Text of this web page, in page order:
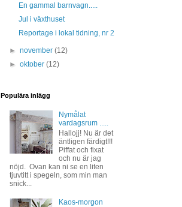
En gammal barnvagn.....
Jul i växthuset
Reportage i lokal tidning, nr 2
►november(12)
►oktober(12)
Populära inlägg
Nymålat
vardagsrum .....
Hallojj! Nu är det
äntligen färdigt!!!
Piffat och fixat
och nu är jag
nöjd. Ovan kan ni se en liten
tjuvtitt i spegeln, som min man
snick...
Kaos-morgon